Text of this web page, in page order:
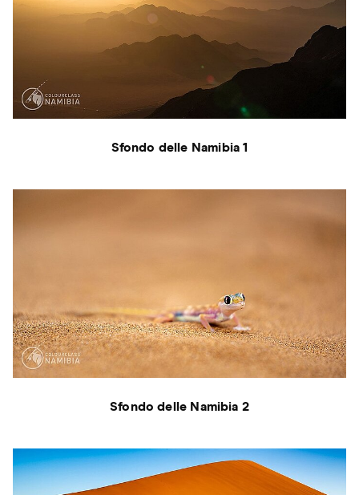
Sfondo delle Namibia 1
Sfondo delle Namibia 2